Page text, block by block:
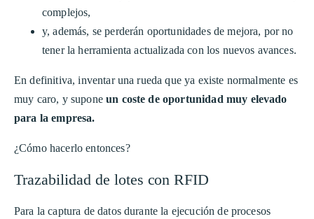
complejos,
y, además, se perderán oportunidades de mejora, por no
tener la herramienta actualizada con los nuevos avances.
En definitiva, inventar una rueda que ya existe normalmente es
muy caro, y suponeun coste de oportunidad muy elevado
para la empresa.
¿Cómo hacerlo entonces?
Trazabilidad de lotes con RFID
Para la captura de datos durante la ejecución de procesos